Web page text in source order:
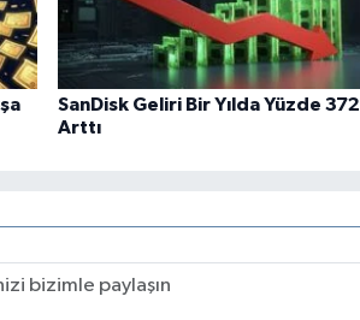
SanDisk Geliri Bir Yılda Yüzde 372
Arttı